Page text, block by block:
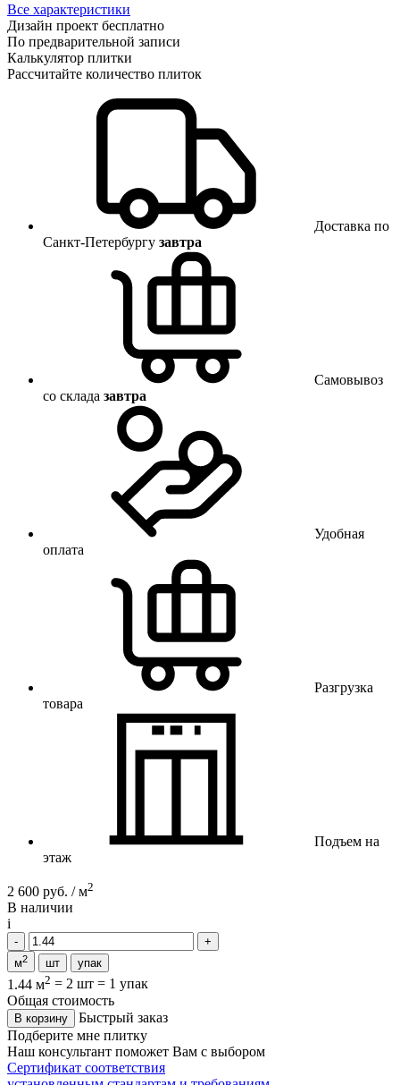
Все характеристики
Дизайн проект бесплатно
По предварительной записи
Калькулятор плитки
Рассчитайте количество плиток
Доставка по
Санкт-Петербургу завтра
Самовывоз
со склада завтра
Удобная
оплата
Разгрузка
товара
Подъем на
этаж
2 600 руб. / м2
В наличии
i
м2 шт упак
1.44 м2 = 2 шт = 1 упак
Общая стоимость
В корзину
Быстрый заказ
Подберите мне плитку
Наш консультант поможет Вам с выбором
Сертификат соответствия